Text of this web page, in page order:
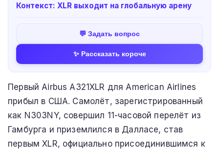
Контекст: XLR выходит на глобальную арену
💬 Задать вопрос
✨ Рассказать короче
Первый Airbus A321XLR для American Airlines
прибыл в США. Самолёт, зарегистрированный
как N303NY, совершил 11-часовой перелёт из
Гамбурга и приземлился в Далласе, став
первым XLR, официально присоединившимся к